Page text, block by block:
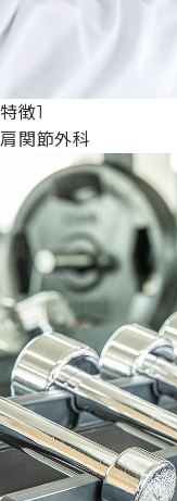
特徴1
肩関節外科